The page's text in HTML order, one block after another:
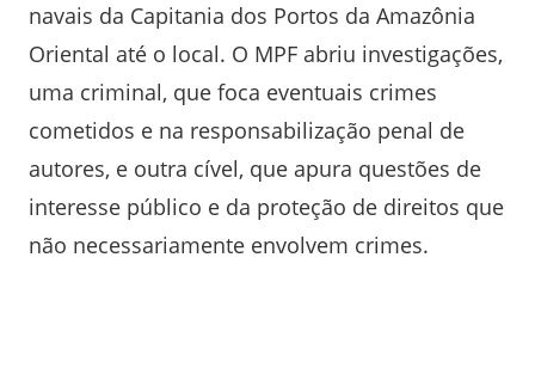
navais da Capitania dos Portos da Amazônia
Oriental até o local. O MPF abriu investigações,
uma criminal, que foca eventuais crimes
cometidos e na responsabilização penal de
autores, e outra cível, que apura questões de
interesse público e da proteção de direitos que
não necessariamente envolvem crimes.